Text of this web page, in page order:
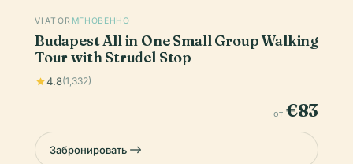
VIATOR МГНОВЕННО
Budapest All in One Small Group Walking
Tour with Strudel Stop
4.8(1,332)
от €83
Забронировать